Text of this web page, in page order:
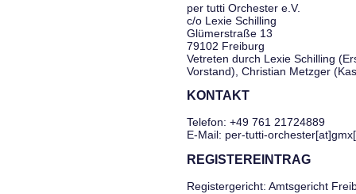
per tutti Orchester e.V.
c/o Lexie Schilling
Glümerstraße 13
79102 Freiburg
Vetreten durch Lexie Schilling
Vorstand), Christian Metzger
KONTAKT
Telefon: +49 761 21724889
E-Mail: per-tutti-
REGISTEREINTRAG
Registergericht: Amtsgericht